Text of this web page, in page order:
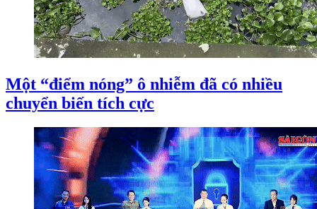
Một “điểm nóng” ô nhiễm đã có nhiều
chuyển biến tích cực